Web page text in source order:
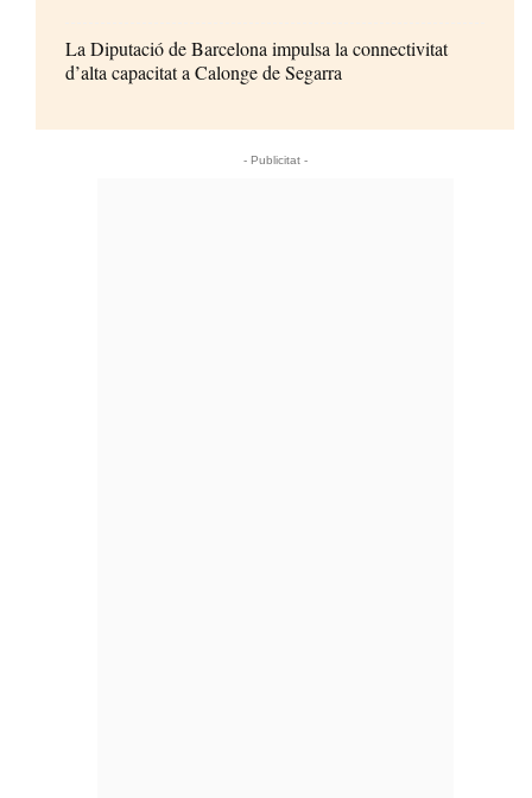
La Diputació de Barcelona impulsa la connectivitat
d’alta capacitat a Calonge de Segarra
- Publicitat -